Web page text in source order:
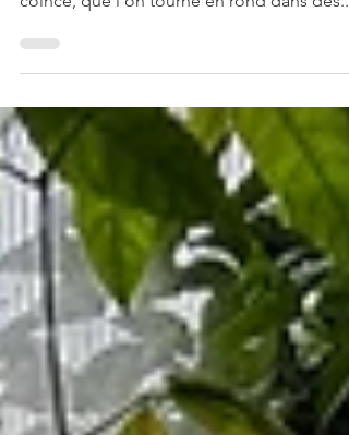
coincé, que l’on tourne en rond dans des...